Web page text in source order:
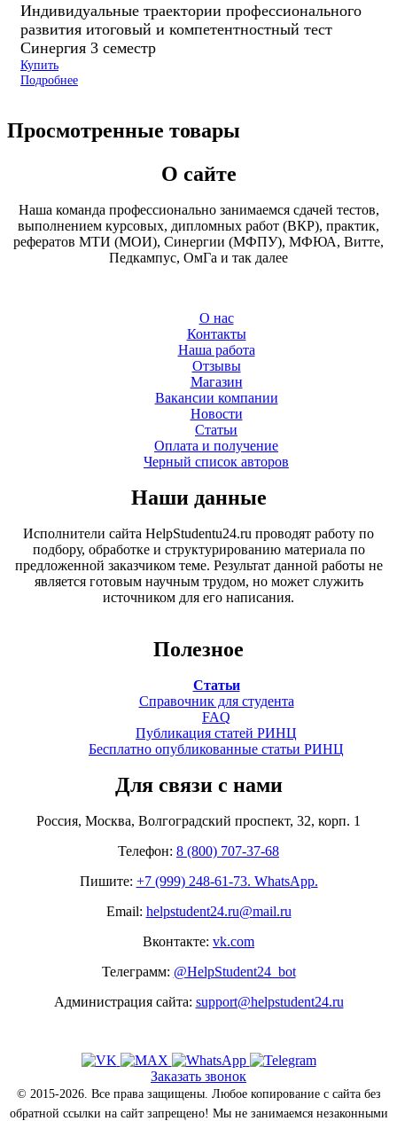
Индивидуальные траектории профессионального
развития итоговый и компетентностный тест
Синергия 3 семестр
Купить
Подробнее
Просмотренные товары
О сайте
Наша команда профессионально занимаемся сдачей тестов,
выполнением курсовых, дипломных работ (ВКР), практик,
рефератов МТИ (МОИ), Синергии (МФПУ), МФЮА, Витте,
Педкампус, ОмГа и так далее
О нас
Контакты
Наша работа
Отзывы
Магазин
Вакансии компании
Новости
Статьи
Оплата и получение
Черный список авторов
Наши данные
Исполнители сайта HelpStudentu24.ru проводят работу по
подбору, обработке и структурированию материала по
предложенной заказчиком теме. Результат данной работы не
является готовым научным трудом, но может служить
источником для его написания.
Полезное
Статьи
Справочник для студента
FAQ
Публикация статей РИНЦ
Бесплатно опубликованные статьи РИНЦ
Для связи с нами
Россия, Москва, Волгоградский проспект, 32, корп. 1
Телефон: 8 (800) 707-37-68
Пишите: +7 (999) 248-61-73. WhatsApp.
Email: helpstudent24.ru@mail.ru
Вконтакте: vk.com
Телеграмм: @HelpStudent24_bot
Администрация сайта: support@helpstudent24.ru
Заказать звонок
© 2015-2026. Все права защищены. Любое копирование с сайта без
обратной ссылки на сайт запрещено! Мы не занимаемся незаконными